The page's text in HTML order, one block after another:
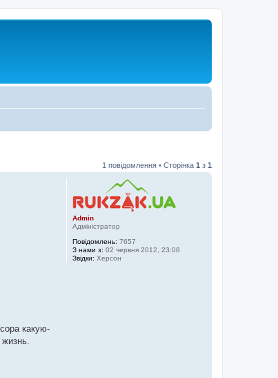
1 повідомлення • Сторінка 1 з 1
Admin
Адміністратор
Повідомлень: 7657
З нами з: 02 червня 2012, 23:08
Звідки: Херсон
какую-